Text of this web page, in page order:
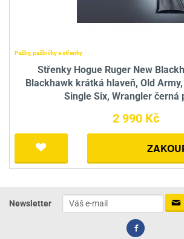
Pažby, pažbičky a střenky
Střenky Hogue Ruger New
Blackhawk krátká hlaveň, Old
Single Six, Wrangler černá
2 990 Kč
Newsletter